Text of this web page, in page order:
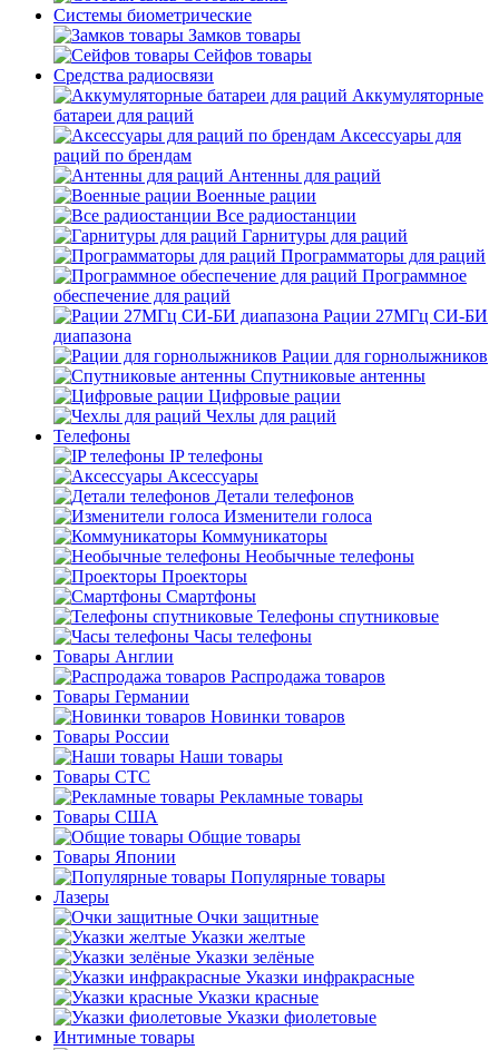
Системы биометрические
Замков товары
Сейфов товары
Средства радиосвязи
Аккумуляторные
батареи для раций
Аксессуары для
раций по брендам
Антенны для раций
Военные рации
Все радиостанции
Гарнитуры для раций
Программаторы для раций
Программное
обеспечение для раций
Рации 27МГц СИ-БИ
диапазона
Рации для горнолыжников
Спутниковые антенны
Цифровые рации
Чехлы для раций
Телефоны
IP телефоны
Аксессуары
Детали телефонов
Изменители голоса
Коммуникаторы
Необычные телефоны
Проекторы
Смартфоны
Телефоны спутниковые
Часы телефоны
Товары Англии
Распродажа товаров
Товары Германии
Новинки товаров
Товары России
Наши товары
Товары СТС
Рекламные товары
Товары США
Общие товары
Товары Японии
Популярные товары
Лазеры
Очки защитные
Указки желтые
Указки зелёные
Указки инфракрасные
Указки красные
Указки фиолетовые
Интимные товары